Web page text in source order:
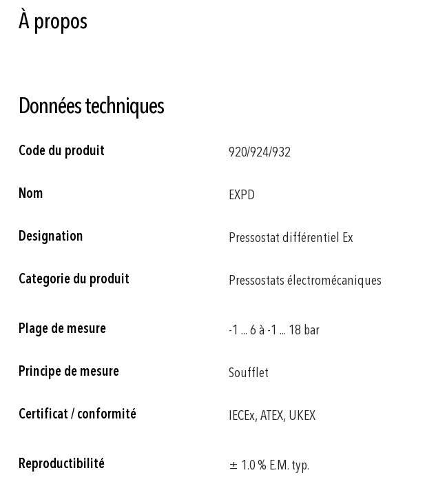
of
the
images
À propos
Données techniques
Plus
d'informations
Code du produit 920/924/932
Nom EXPD
Designation Pressostat différentiel Ex
Categorie du produit Pressostats électromécaniques
Plage de mesure -1 ... 6 à -1 ... 18 bar
Principe de mesure Soufflet
Certificat / conformité IECEx, ATEX, UKEX
Reproductibilité ± 1.0 % E.M. typ.